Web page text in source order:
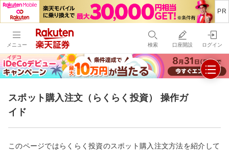
メニュー 検索 口座開設 ログイン
スポット購入注文（らくらく投資） 操作ガ
イド
このページではらくらく投資のスポット購入注文方法を紹介して